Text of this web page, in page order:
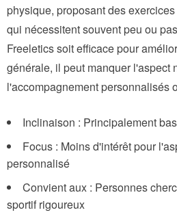
physique, proposant des
qui nécessitent souvent peu ou
Freeletics soit efficace pour
générale, il peut manquer l'aspect
l'accompagnement personnalisés
Inclinaison : Principalement
Focus : Moins d'intérêt pour
personnalisé
Convient aux : Personnes
sportif rigoureux